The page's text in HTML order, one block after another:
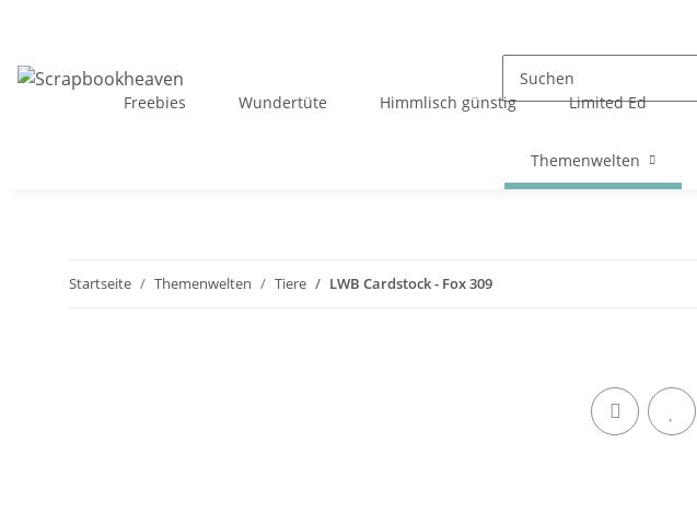
Freebies
Wundertüte Himmlisch günstig Limited Ed
Themenwelten
Startseite Themenwelten Tiere LWB Cardstock - Fox 309